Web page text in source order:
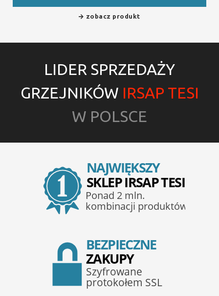
zobacz produkt
LIDER SPRZEDAŻY
GRZEJNIKÓW IRSAP TESI
W POLSCE